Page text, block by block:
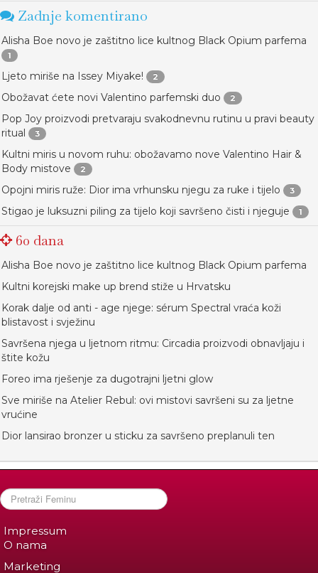
Zadnje komentirano
Alisha Boe novo je zaštitno lice kultnog Black Opium parfema
1
Ljeto miriše na Issey Miyake! 2
Obožavat ćete novi Valentino parfemski duo 2
Pop Joy proizvodi pretvaraju svakodnevnu rutinu u pravi beauty
ritual
3
Kultni miris u novom ruhu: obožavamo nove Valentino Hair &
Body mistove
2
Opojni miris ruže: Dior ima vrhunsku njegu za ruke i tijelo 3
Stigao je luksuzni piling za tijelo koji savršeno čisti i njeguje 1
60 dana
Alisha Boe novo je zaštitno lice kultnog Black Opium parfema
Kultni korejski make up brend stiže u Hrvatsku
Korak dalje od anti - age njege: sérum Spectral vraća koži
blistavost i svježinu
Savršena njega u ljetnom ritmu: Circadia proizvodi obnavljaju i
štite kožu
Foreo ima rješenje za dugotrajni ljetni glow
Sve miriše na Atelier Rebul: ovi mistovi savršeni su za ljetne
vrućine
Dior lansirao bronzer u sticku za savršeno preplanuli ten
Impressum
O nama
Marketing